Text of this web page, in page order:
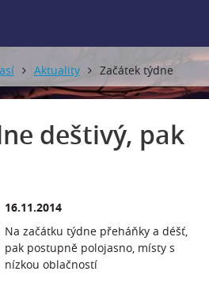
Aktuality Začátek týdne
deštivý, pak
16.11.2014
Na začátku týdne přeháňky a déšť,
pak postupně polojasno, místy s
nízkou oblačností